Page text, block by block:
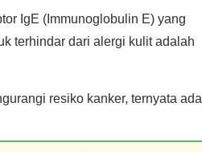
IgE (Immunoglobulin E) yang
terhindar dari alergi kulit adalah
resiko kanker, ternyata ada